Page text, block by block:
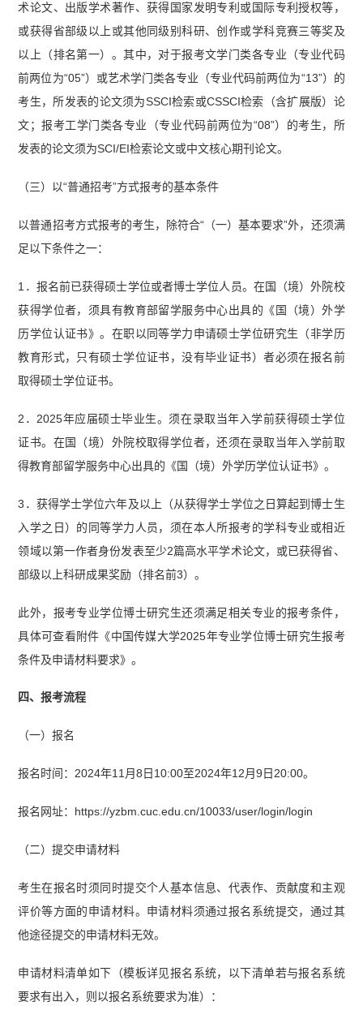
术论文、出版学术著作、获得国家发明专利或国际专利授权等，
或获得省部级以上或其他同级别科研、创作或学科竞赛三等奖及
以上（排名第一）。其中，对于报考文学门类各专业（专业代码
前两位为“05”）或艺术学门类各专业（专业代码前两位为“13”）的
考生，所发表的论文须为SSCI检索或CSSCI检索（含扩展版）论
文；报考工学门类各专业（专业代码前两位为“08”）的考生，所
发表的论文须为SCI/EI检索论文或中文核心期刊论文。
（三）以“普通招考”方式报考的基本条件
以普通招考方式报考的考生，除符合“（一）基本要求”外，还须满
足以下条件之一：
1．报名前已获得硕士学位或者博士学位人员。在国（境）外院校
获得学位者，须具有教育部留学服务中心出具的《国（境）外学
历学位认证书》。在职以同等学力申请硕士学位研究生（非学历
教育形式，只有硕士学位证书，没有毕业证书）者必须在报名前
取得硕士学位证书。
2．2025年应届硕士毕业生。须在录取当年入学前获得硕士学位
证书。在国（境）外院校取得学位者，还须在录取当年入学前取
得教育部留学服务中心出具的《国（境）外学历学位认证书》。
3．获得学士学位六年及以上（从获得学士学位之日算起到博士生
入学之日）的同等学力人员，须在本人所报考的学科专业或相近
领域以第一作者身份发表至少2篇高水平学术论文，或已获得省、
部级以上科研成果奖励（排名前3）。
此外，报考专业学位博士研究生还须满足相关专业的报考条件，
具体可查看附件《中国传媒大学2025年专业学位博士研究生报考
条件及申请材料要求》。
四、报考流程
（一）报名
报名时间：2024年11月8日10:00至2024年12月9日20:00。
报名网址：https://yzbm.cuc.edu.cn/10033/user/login/login
（二）提交申请材料
考生在报名时须同时提交个人基本信息、代表作、贡献度和主观
评价等方面的申请材料。申请材料须通过报名系统提交，通过其
他途径提交的申请材料无效。
申请材料清单如下（模板详见报名系统，以下清单若与报名系统
要求有出入，则以报名系统要求为准）：